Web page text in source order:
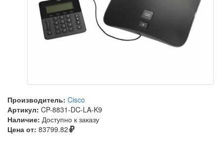
Производитель: Cisco
Артикул: CP-8831-DC-LA-K9
Наличие: Доступно к заказу
Цена от: 83799.82